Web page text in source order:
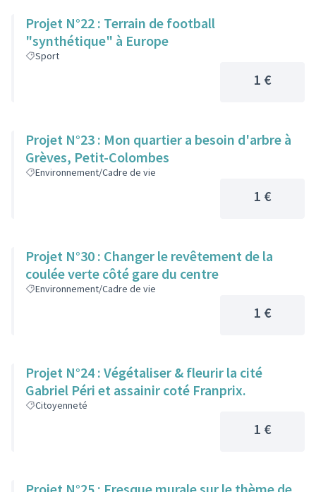
Projet N°22 : Terrain de football
"synthétique" à Europe
Sport
1 €
Projet N°23 : Mon quartier a besoin d'arbre à
Grèves, Petit-Colombes
Environnement/Cadre de vie
1 €
Projet N°30 : Changer le revêtement de la
coulée verte côté gare du centre
Environnement/Cadre de vie
1 €
Projet N°24 : Végétaliser & fleurir la cité
Gabriel Péri et assainir coté Franprix.
Citoyenneté
1 €